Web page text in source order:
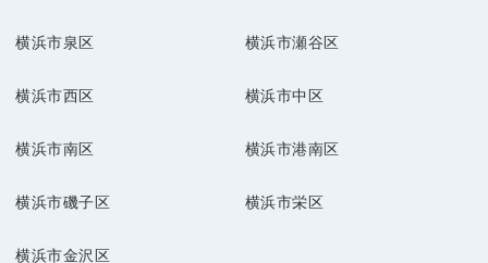
横浜市泉区 横浜市瀬谷区
横浜市西区 横浜市中区
横浜市南区 横浜市港南区
横浜市磯子区 横浜市栄区
横浜市金沢区